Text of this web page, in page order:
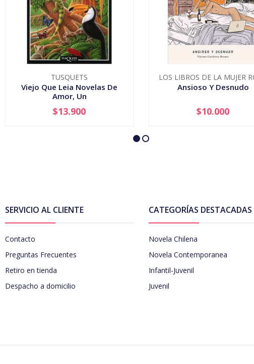
TUSQUETS
Viejo Que Leia Novelas De
Amor, Un
+
$13.900
LOS LIBROS DE LA MUJER
Ansioso Y Desnudo
+
$10.000
SERVICIO AL CLIENTE
Contacto
Preguntas Frecuentes
Retiro en tienda
Despacho a domicilio
CATEGORÍAS DESTACADAS
Novela Chilena
Novela Contemporanea
Infantil-Juvenil
Juvenil